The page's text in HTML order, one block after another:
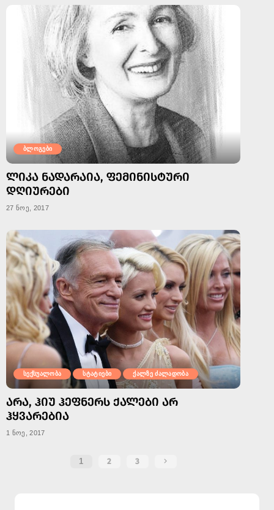
ბლოგები
ᲚᲘᲙᲐ ᲜᲐᲓᲐᲠᲐᲘᲐ, ᲤᲔᲛᲘᲜᲘᲡᲢᲣᲠᲘ
ᲓᲦᲘᲣᲠᲔᲑᲘ
27 ნოე, 2017
სექსუალობა სტატიები ქალზე ძალადობა
ᲐᲠᲐ, ᲰᲘᲣ ᲰᲔᲤᲜᲔᲠᲡ ᲥᲐᲚᲔᲑᲘ ᲐᲠ
ᲰᲧᲕᲐᲠᲔᲑᲘᲐ
1 ნოე, 2017
1 2 3